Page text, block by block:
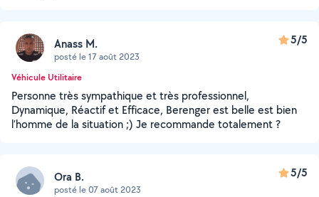
Anass M.
posté le 17 août 2023
5/5
Véhicule Utilitaire
Personne très sympathique et très professionnel,
Dynamique, Réactif et Efficace, Berenger est belle est bien
l’homme de la situation ;) Je recommande totalement ?
Ora B.
posté le 07 août 2023
5/5